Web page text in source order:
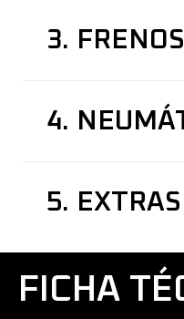
3. FRENOS
4.
5. EXTRAS
FICHA